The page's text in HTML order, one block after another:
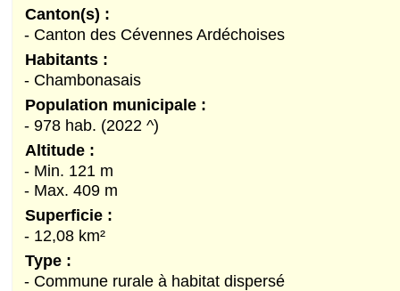
Canton(s) :
- Canton des Cévennes Ardéchoises
Habitants :
- Chambonasais
Population municipale :
- 978 hab. (2022 ^)
Altitude :
- Min. 121 m
- Max. 409 m
Superficie :
- 12,08 km²
Type :
- Commune rurale à habitat dispersé